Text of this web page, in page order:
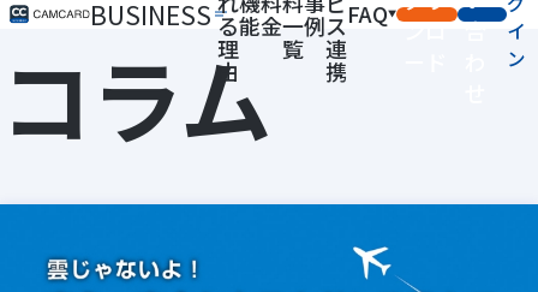
BUSINESS る
理
由
能金一
覧
例ス
連
携
FAQ
ンロ 合
イ
ン
コラム